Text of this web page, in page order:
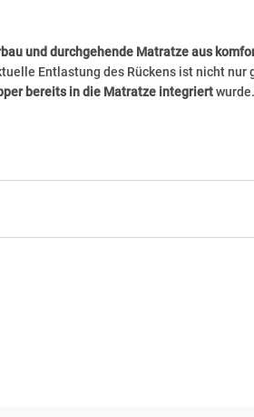
und durchgehende Matratze aus
Entlastung des Rückens ist nicht nur
bereits in die Matratze integriert